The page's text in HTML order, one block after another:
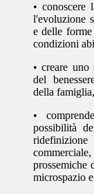
• conoscere
l'evoluzione
e delle forme
condizioni
• creare uno
del
della
•
possibilità
prossemiche
microspazio